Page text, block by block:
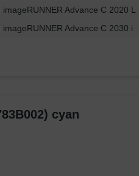
imageRUNNER Advance C 2020 L
imageRUNNER Advance C 2030 i
cyan